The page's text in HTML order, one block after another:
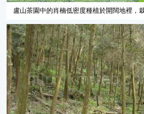
盧山茶園中的肖楠低密度種植於開闊地裡，